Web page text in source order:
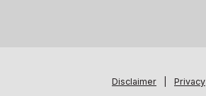
Disclaimer Privacy